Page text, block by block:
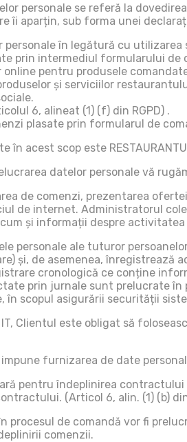
personale se referă la
îi aparțin, sub forma unei
personale în legătură cu
prin intermediul formularului
pentru produsele
și serviciilor
6, alineat (1) (f) din RGPD) .
plasate prin formularul de
acest scop este
datelor personale vă
de comenzi, prezentarea
de internet. Administratorul
și informații despre
personale ale tuturor
și, de asemenea,
cronologică ce conține
prin jurnale sunt prelucrate în
în scopul asigurării securității
Clientul este obligat să
furnizarea de date
pentru îndeplinirea
(Articol 6, alin. (1) (b) din
procesul de comandă vor fi
comenzii.